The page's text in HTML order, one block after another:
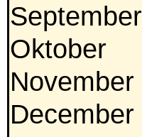
September
Oktober
November
December